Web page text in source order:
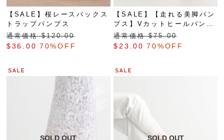
【SALE】桜レースバックス
トラップパンプス
通常価格 $‌120.00
$‌36.00 70%OFF
【SALE】【走れる美脚パン
プス】Vカットヒールパンプ
ス
通常価格 $‌75.00
$‌23.00 70%OFF